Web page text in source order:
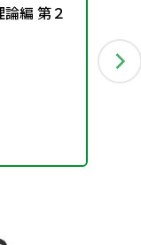
編 第２